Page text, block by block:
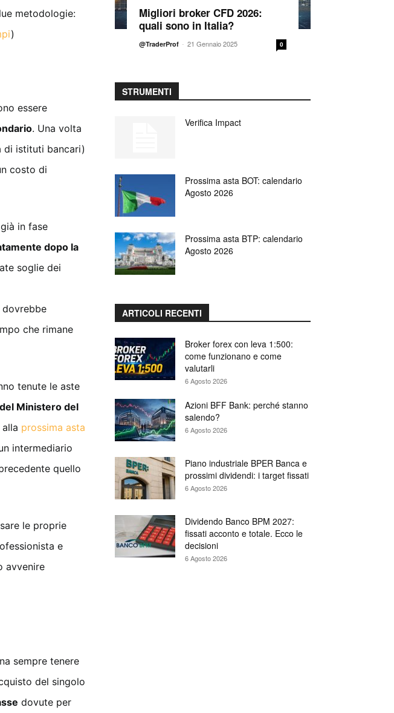
metodologie:
)
essere
. Una volta
di istituti bancari)
costo di
in fase
dopo la
soglie dei
dovrebbe
che rimane
tenute le aste
Ministero del
prossima asta
intermediario
quello
le proprie
e
avvenire
sempre tenere
del singolo
dovute per
Migliori broker CFD 2026:
quali sono in Italia?
@TraderProf - 21 Gennaio 2025 0
STRUMENTI
Verifica Impact
Prossima asta BOT: calendario
Agosto 2026
Prossima asta BTP: calendario
Agosto 2026
ARTICOLI RECENTI
Broker forex con leva 1:500:
come funzionano e come
valutarli
6 Agosto 2026
Azioni BFF Bank: perché stanno
salendo?
6 Agosto 2026
Piano industriale BPER Banca e
prossimi dividendi: i target fissati
6 Agosto 2026
Dividendo Banco BPM 2027:
fissati acconto e totale. Ecco le
decisioni
6 Agosto 2026